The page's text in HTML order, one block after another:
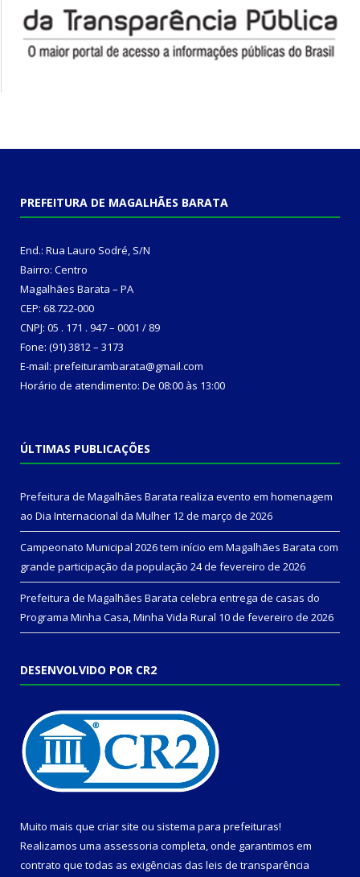
PREFEITURA DE MAGALHÃES BARATA
End.: Rua Lauro Sodré, S/N
Bairro: Centro
Magalhães Barata – PA
CEP: 68.722-000
CNPJ: 05 . 171 . 947 – 0001 / 89
Fone: (91) 3812 – 3173
E-mail: prefeiturambarata@gmail.com
Horário de atendimento: De 08:00 às 13:00
ÚLTIMAS PUBLICAÇÕES
Prefeitura de Magalhães Barata realiza evento em homenagem
ao Dia Internacional da Mulher 12 de março de 2026
Campeonato Municipal 2026 tem início em Magalhães Barata com
grande participação da população 24 de fevereiro de 2026
Prefeitura de Magalhães Barata celebra entrega de casas do
Programa Minha Casa, Minha Vida Rural 10 de fevereiro de 2026
DESENVOLVIDO POR CR2
Muito mais que criar site ou sistema para prefeituras!
Realizamos uma assessoria completa, onde garantimos em
contrato que todas as exigências das leis de transparência